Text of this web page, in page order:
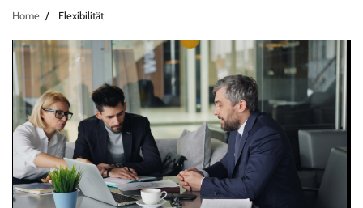
Home Flexibilität